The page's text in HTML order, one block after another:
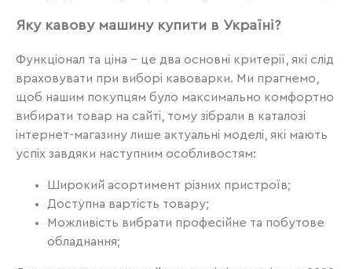
Яку кавову машину купити в Україні?
Функціонал та ціна – це два основні критерії, які слід
враховувати при виборі кавоварки. Ми прагнемо,
щоб нашим покупцям було максимально комфортно
вибирати товар на сайті, тому зібрали в каталозі
інтернет-магазину лише актуальні моделі, які мають
успіх завдяки наступним особливостям:
Широкий асортимент різних пристроїв;
Доступна вартість товару;
Можливість вибрати професійне та побутове
обладнання;